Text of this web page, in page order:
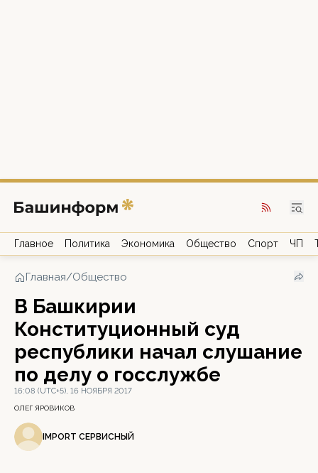
Главное Политика Экономика Общество Спорт ЧП
Главная/Общество
В Башкирии
Конституционный суд
республики начал слушание
по делу о госслужбе
16:08 (UTC+5), 16 НОЯБРЯ 2017
ОЛЕГ ЯРОВИКОВ
IMPORT СЕРВИСНЫЙ